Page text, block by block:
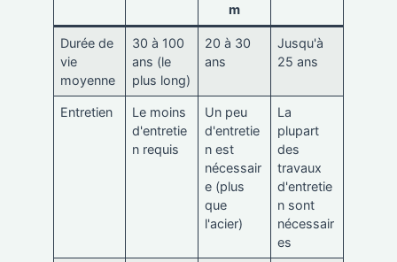
m
Durée de
vie
moyenne
30 à 100
ans (le
plus long)
20 à 30
ans
Jusqu'à
25 ans
Entretien
Le moins
d'entretie
n requis
Un peu
d'entretie
n est
nécessair
e (plus
que
l'acier)
La
plupart
des
travaux
d'entretie
n sont
nécessair
es